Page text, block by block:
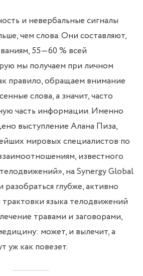
и невербальные сигналы
чем слова. Они составляют,
55—60 % всей
мы получаем при личном
правило, обращаем внимание
слова, а значит, часто
часть информации. Именно
выступление Алана Пиза,
мировых специалистов по
известного
на Synergy Global
разобраться глубже, активно
языка телодвижений
травами и заговорами,
может, и вылечит, а
уж как повезет.